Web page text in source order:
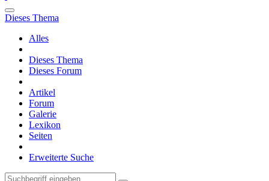
Dieses Thema
Alles
Dieses Thema
Dieses Forum
Artikel
Forum
Galerie
Lexikon
Seiten
Erweiterte Suche